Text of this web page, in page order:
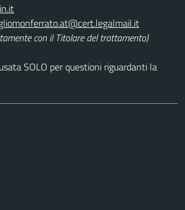
con il Titolare del trattamento)
SOLO per questioni riguardanti la